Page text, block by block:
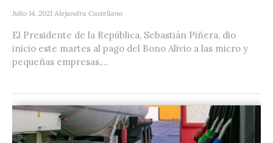
Julio 14, 2021 Alejandra Castellano
El Presidente de la República, Sebastián Piñera, dio
inicio este martes al pago del Bono Alivio a las micro y
pequeñas empresas,...